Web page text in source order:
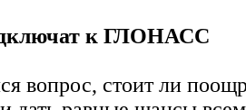
к ГЛОНАСС
вопрос, стоит ли